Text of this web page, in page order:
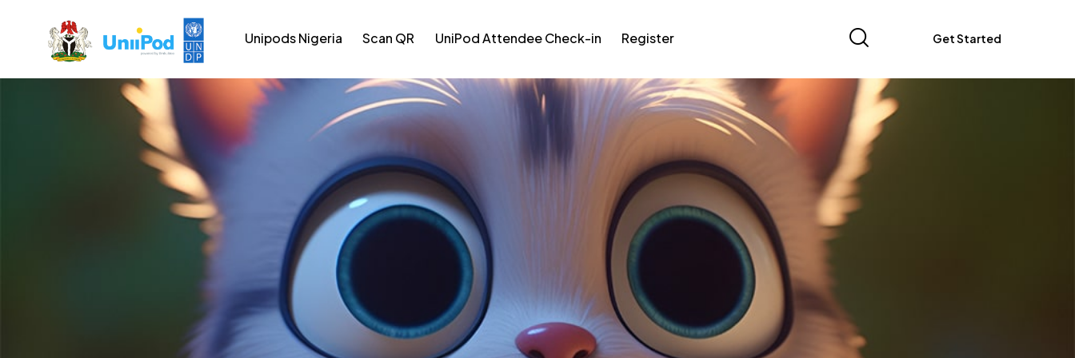
Unipods Nigeria Scan QR UniPod Attendee Check-in Register Get Started